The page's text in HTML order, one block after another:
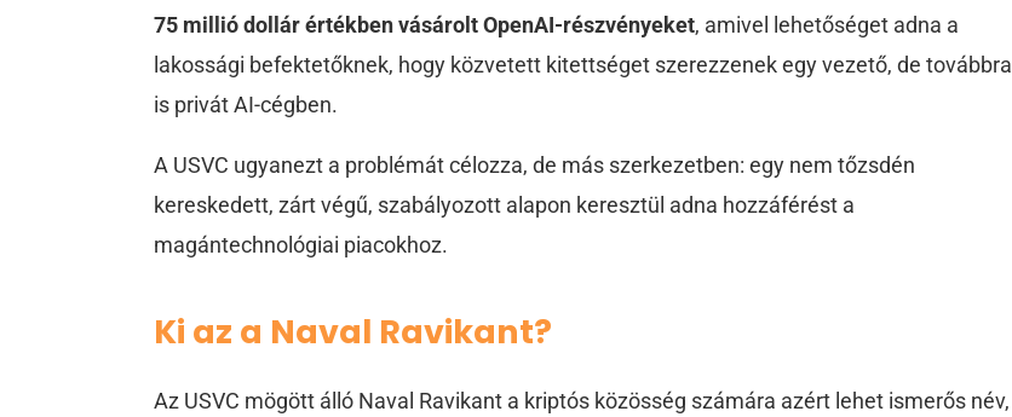
75 millió dollár értékben vásárolt OpenAI-részvényeket, amivel lehetőséget adna a
lakossági befektetőknek, hogy közvetett kitettséget szerezzenek egy vezető, de továbbra
is privát AI-cégben.
A USVC ugyanezt a problémát célozza, de más szerkezetben: egy nem tőzsdén
kereskedett, zárt végű, szabályozott alapon keresztül adna hozzáférést a
magántechnológiai piacokhoz.
Ki az a Naval Ravikant?
Az USVC mögött álló Naval Ravikant a kriptós közösség számára azért lehet ismerős név,